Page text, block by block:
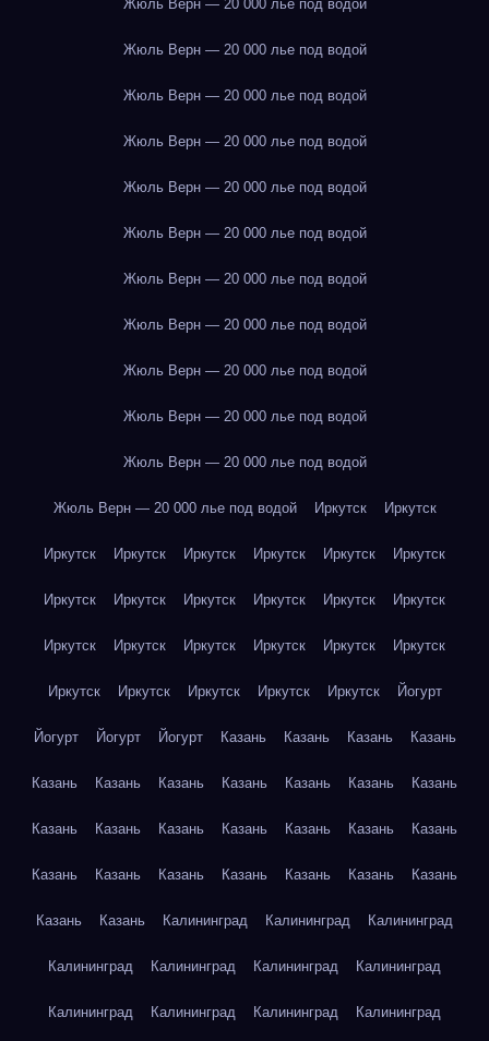
Жюль Верн — 20 000 лье под водой
Жюль Верн — 20 000 лье под водой
Жюль Верн — 20 000 лье под водой
Жюль Верн — 20 000 лье под водой
Жюль Верн — 20 000 лье под водой
Жюль Верн — 20 000 лье под водой
Жюль Верн — 20 000 лье под водой
Жюль Верн — 20 000 лье под водой
Жюль Верн — 20 000 лье под водой
Жюль Верн — 20 000 лье под водой
Жюль Верн — 20 000 лье под водой
Жюль Верн — 20 000 лье под водой Иркутск Иркутск
Иркутск Иркутск Иркутск Иркутск Иркутск Иркутск
Иркутск Иркутск Иркутск Иркутск Иркутск Иркутск
Иркутск Иркутск Иркутск Иркутск Иркутск Иркутск
Иркутск Иркутск Иркутск Иркутск Иркутск Йогурт
Йогурт Йогурт Йогурт Казань Казань Казань Казань
Казань Казань Казань Казань Казань Казань Казань
Казань Казань Казань Казань Казань Казань Казань
Казань Казань Казань Казань Казань Казань Казань
Казань Казань Калининград Калининград Калининград
Калининград Калининград Калининград Калининград
Калининград Калининград Калининград Калининград